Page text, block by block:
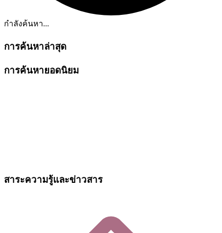
กำลังค้นหา...
การค้นหาล่าสุด
การค้นหายอดนิยม
สาระความรู้และข่าวสาร